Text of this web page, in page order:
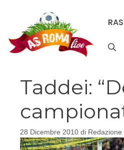
contenuto
Taddei:
28 Dicembre 2010 di Redazione